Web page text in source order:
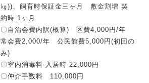
㎏))、飼育時保証金三ヶ月 敷金割増 契
約時 1ヶ月
〇自治会費内訳(概算) 区費4,000円/年
常会費2,000/年 公民館費5,000円(初回の
み)
〇室内消毒料 入居時 22,000円
〇仲介手数料 110,000円